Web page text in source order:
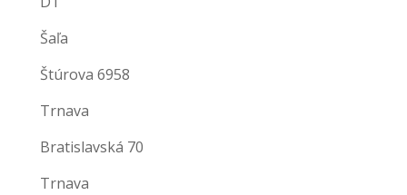
Šaľa
Štúrova 6958
Trnava
Bratislavská 70
Trnava